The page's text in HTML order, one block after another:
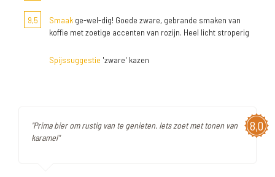
9,5 Smaak ge-wel-dig! Goede zware, gebrande smaken van
koffie met zoetige accenten van rozijn. Heel licht stroperig
Spijssuggestie 'zware' kazen
8,0
"Prima bier om rustig van te genieten. Iets zoet met tonen van
karamel"